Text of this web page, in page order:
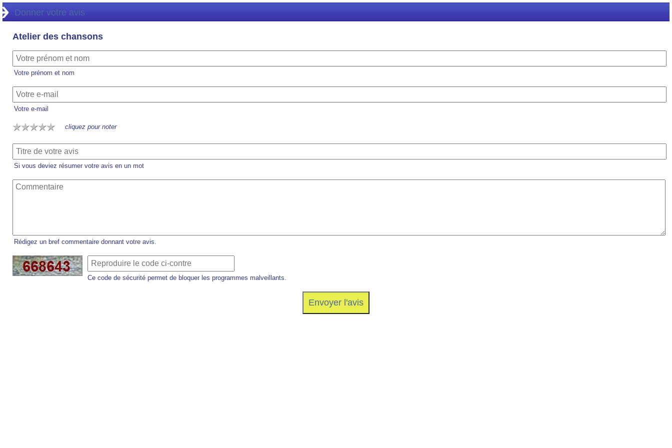
Donner votre avis
Atelier des chansons
Votre prénom et nom
Votre e-mail
cliquez pour noter
Si vous deviez résumer votre avis en un mot
Rédigez un bref commentaire donnant votre avis.
Ce code de sécurité permet de bloquer les programmes malveillants.